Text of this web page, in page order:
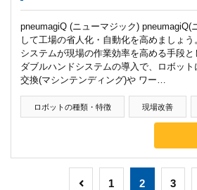
pneumagiQ (ニューマジック) pneumagiQ(
して工場の省人化・自動化を高めましょ
システムが現場の作業効率を高める手段と
ダブルハンドシステムの導入で、ロボッ
交換(マシンテンディング)や ワー…
ロボットの種類・特徴 現場改善
1 2 3